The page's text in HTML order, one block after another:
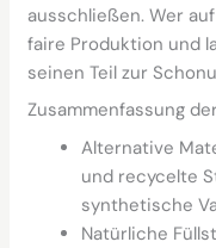
ausschließen. Wer
faire Produktion und
seinen Teil zur
Zusammenfassung
Alternative
und recycelte
synthetische
Natürliche